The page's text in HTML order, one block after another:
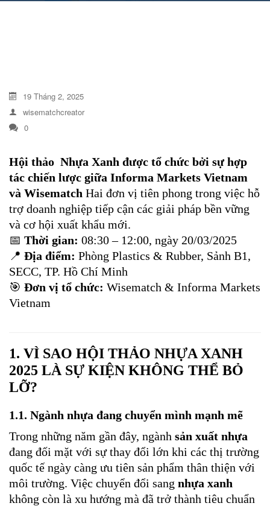
19 Tháng 2, 2025
wisematchcreator
0
Hội thảo Nhựa Xanh được tổ chức bởi sự hợp
tác chiến lược giữa Informa Markets Vietnam
và Wisematch Hai đơn vị tiên phong trong việc hỗ
trợ doanh nghiệp tiếp cận các giải pháp bền vững
và cơ hội xuất khẩu mới.
📅 Thời gian: 08:30 – 12:00, ngày 20/03/2025
📍 Địa điểm: Phòng Plastics & Rubber, Sảnh B1,
SECC, TP. Hồ Chí Minh
🎯 Đơn vị tổ chức: Wisematch & Informa Markets
Vietnam
1. VÌ SAO HỘI THẢO NHỰA XANH
2025 LÀ SỰ KIỆN KHÔNG THỂ BỎ
LỠ?
1.1. Ngành nhựa đang chuyển mình mạnh mẽ
Trong những năm gần đây, ngành sản xuất nhựa
đang đối mặt với sự thay đổi lớn khi các thị trường
quốc tế ngày càng ưu tiên sản phẩm thân thiện với
môi trường. Việc chuyển đổi sang nhựa xanh
không còn là xu hướng mà đã trở thành tiêu chuẩn